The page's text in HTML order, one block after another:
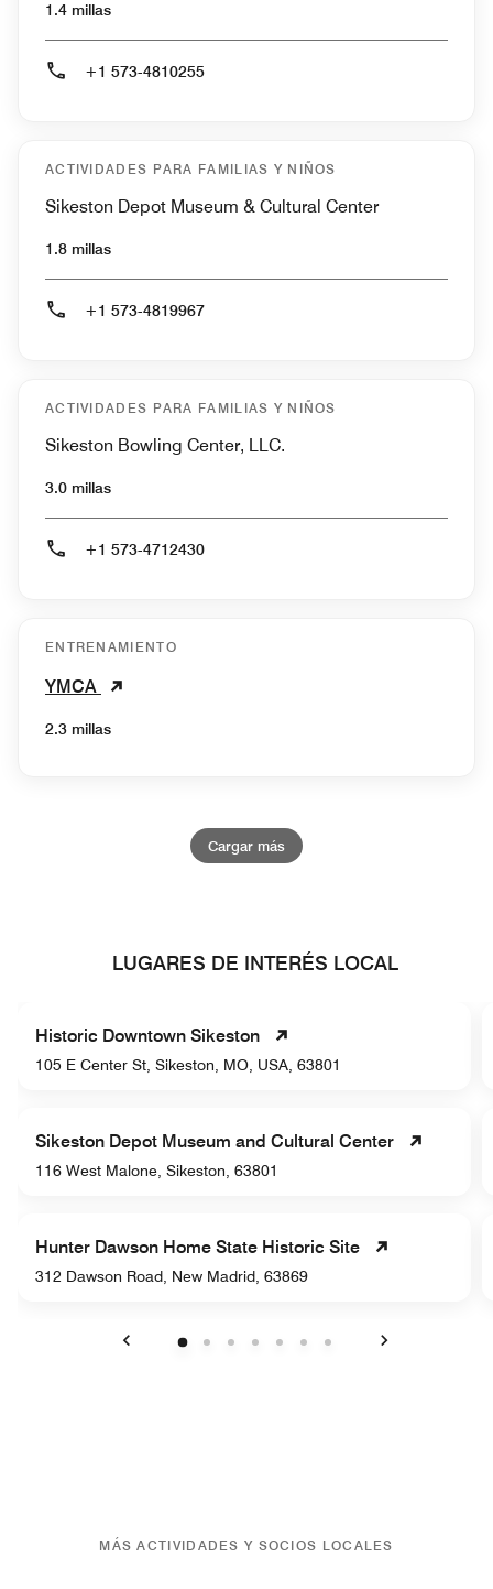
1.4 millas
+1 573-4810255
ACTIVIDADES PARA FAMILIAS Y NIÑOS
Sikeston Depot Museum & Cultural Center
1.8 millas
+1 573-4819967
ACTIVIDADES PARA FAMILIAS Y NIÑOS
Sikeston Bowling Center, LLC.
3.0 millas
+1 573-4712430
ENTRENAMIENTO
YMCA
2.3 millas
Cargar más
LUGARES DE INTERÉS LOCAL
Historic Downtown Sikeston
105 E Center St, Sikeston, MO, USA, 63801
Sikeston Depot Museum and Cultural Center
116 West Malone, Sikeston, 63801
Hunter Dawson Home State Historic Site
312 Dawson Road, New Madrid, 63869
MÁS ACTIVIDADES Y SOCIOS LOCALES